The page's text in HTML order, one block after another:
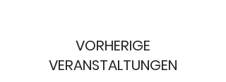
VORHERIGE
VERANSTALTUNGEN